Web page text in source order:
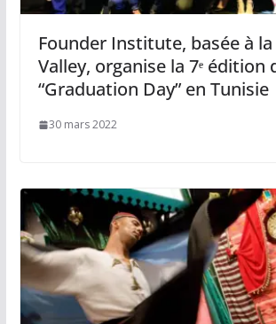
Founder Institute, basée à la
Valley, organise la 7ᵉ édition
“Graduation Day” en Tunisie
30 mars 2022